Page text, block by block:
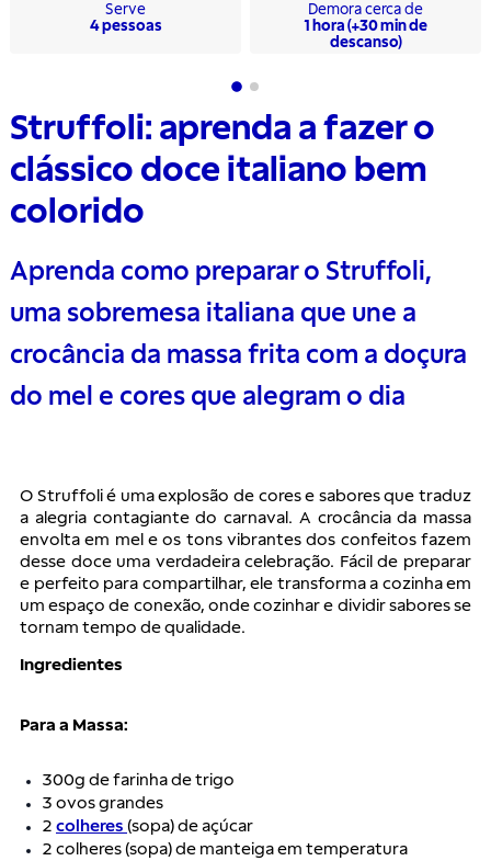
Serve
4 pessoas
Demora cerca de
1 hora (+30 min de
descanso)
Struffoli: aprenda a fazer o
clássico doce italiano bem
colorido
Aprenda como preparar o Struffoli,
uma sobremesa italiana que une a
crocância da massa frita com a doçura
do mel e cores que alegram o dia
O Struffoli é uma explosão de cores e sabores que traduz
a alegria contagiante do carnaval. A crocância da massa
envolta em mel e os tons vibrantes dos confeitos fazem
desse doce uma verdadeira celebração. Fácil de preparar
e perfeito para compartilhar, ele transforma a cozinha em
um espaço de conexão, onde cozinhar e dividir sabores se
tornam tempo de qualidade.
Ingredientes
Para a Massa:
300g de farinha de trigo
3 ovos grandes
2 colheres (sopa) de açúcar
2 colheres (sopa) de manteiga em temperatura